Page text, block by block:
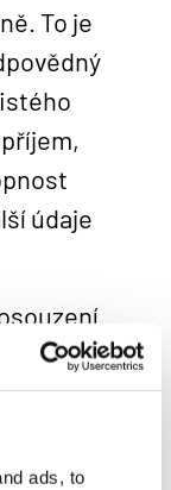
ads, to
To je
údaje
je na